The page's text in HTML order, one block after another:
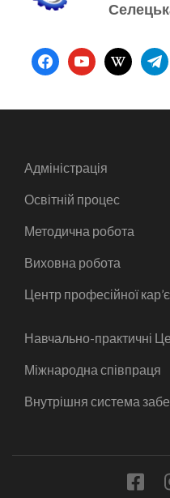
facebookyoutubewikipedia
Адміністрація
Освітній процес
Методична робота
Виховна робота
Центр професійної
Навчально-практичні
Міжнародна співпраця
Внутрішня система